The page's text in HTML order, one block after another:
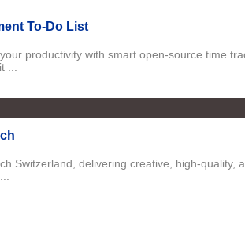
To-Do List
productivity with smart open-source time
Switzerland, delivering creative, high-quality,